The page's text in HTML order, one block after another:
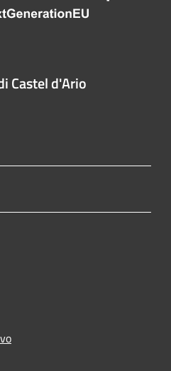
Castel d'Ario